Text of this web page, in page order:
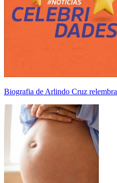
Biografia de Arlindo Cruz relembra